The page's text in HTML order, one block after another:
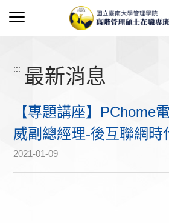
::: 最新消息
【專題講座】PChome
威副總經理-後互聯網時
2021-01-09